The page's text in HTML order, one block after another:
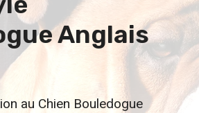
Anglais
au Chien Bouledogue